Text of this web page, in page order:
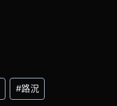
#路況